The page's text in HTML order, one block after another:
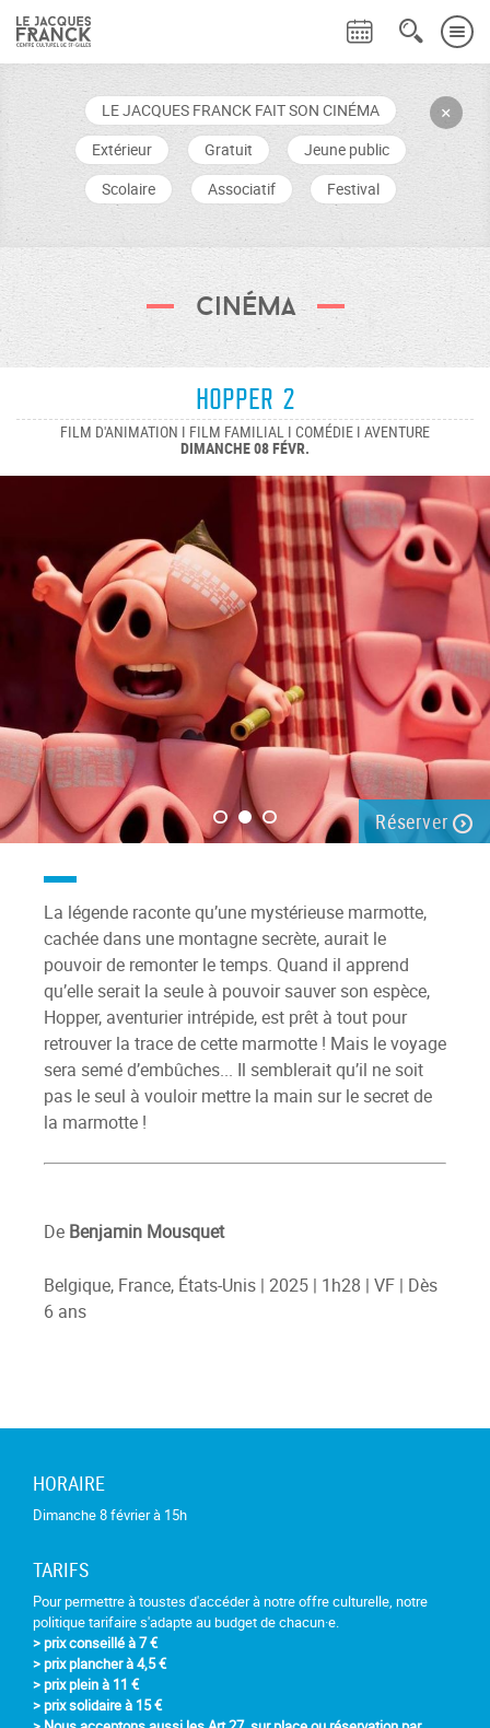
+
LE JACQUES FRANCK FAIT SON CINÉMA
Extérieur
Gratuit
Jeune public
Scolaire
Associatif Festival
Cinéma
Hopper 2
FILM D'ANIMATION I FILM FAMILIAL I COMÉDIE I AVENTURE
DIMANCHE 08 FÉVR.
Réserver
La légende raconte qu’une mystérieuse marmotte,
cachée dans une montagne secrète, aurait le
pouvoir de remonter le temps. Quand il apprend
qu’elle serait la seule à pouvoir sauver son espèce,
Hopper, aventurier intrépide, est prêt à tout pour
retrouver la trace de cette marmotte ! Mais le voyage
sera semé d’embûches... Il semblerait qu’il ne soit
pas le seul à vouloir mettre la main sur le secret de
la marmotte !
De Benjamin Mousquet
Belgique, France, États-Unis | 2025 | 1h28 | VF | Dès
6 ans
HORAIRE
Dimanche 8 février à 15h
TARIFS
Pour permettre à toustes d'accéder à notre offre culturelle, notre
politique tarifaire s'adapte au budget de chacun·e.
> prix conseillé à 7 €
> prix plancher à 4,5 €
> prix plein à 11 €
> prix solidaire à 15 €